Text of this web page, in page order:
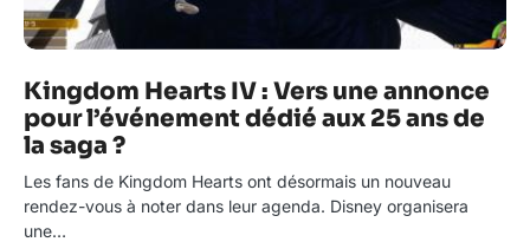
Kingdom Hearts IV : Vers une annonce
pour l’événement dédié aux 25 ans de
la saga ?
Les fans de Kingdom Hearts ont désormais un nouveau
rendez-vous à noter dans leur agenda. Disney organisera
une…